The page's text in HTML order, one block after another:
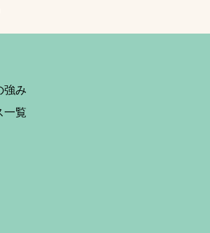
強み
一覧